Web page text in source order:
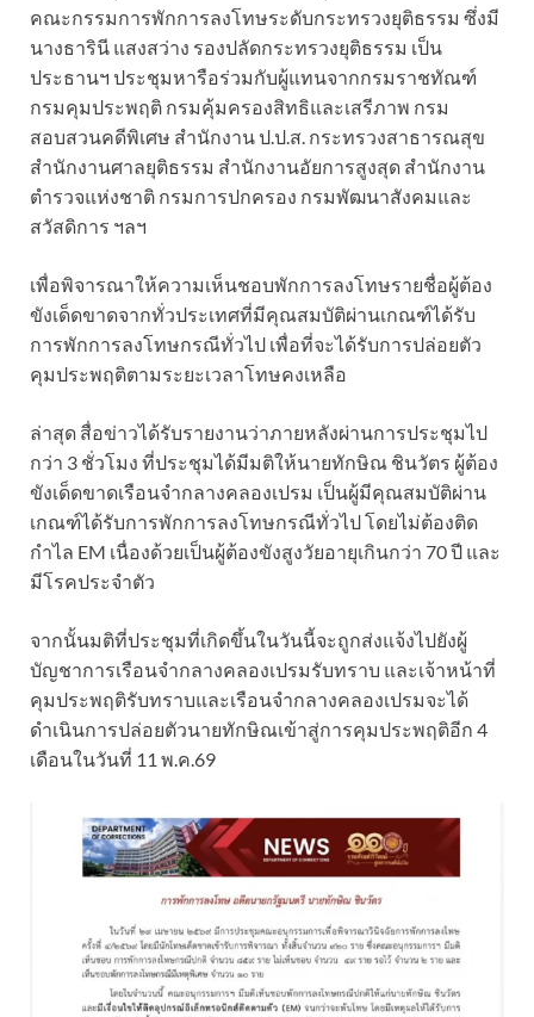
คณะกรรมการพักการลงโทษระดับกระทรวงยุติธรรม ซึ่งมี
นางธารินี แสงสว่าง รองปลัดกระทรวงยุติธรรม เป็น
ประธานฯ ประชุมหารือร่วมกับผู้แทนจากกรมราชทัณฑ์
กรมคุมประพฤติ กรมคุ้มครองสิทธิและเสรีภาพ กรม
สอบสวนคดีพิเศษ สำนักงาน ป.ป.ส. กระทรวงสาธารณสุข
สำนักงานศาลยุติธรรม สำนักงานอัยการสูงสุด สำนักงาน
ตำรวจแห่งชาติ กรมการปกครอง กรมพัฒนาสังคมและ
สวัสดิการ ฯลฯ
เพื่อพิจารณาให้ความเห็นชอบพักการลงโทษรายชื่อผู้ต้อง
ขังเด็ดขาดจากทั่วประเทศที่มีคุณสมบัติผ่านเกณฑ์ได้รับ
การพักการลงโทษกรณีทั่วไป เพื่อที่จะได้รับการปล่อยตัว
คุมประพฤติตามระยะเวลาโทษคงเหลือ
ล่าสุด สื่อข่าวได้รับรายงานว่าภายหลังผ่านการประชุมไป
กว่า 3 ชั่วโมง ที่ประชุมได้มีมติให้นายทักษิณ ชินวัตร ผู้ต้อง
ขังเด็ดขาดเรือนจำกลางคลองเปรม เป็นผู้มีคุณสมบัติผ่าน
เกณฑ์ได้รับการพักการลงโทษกรณีทั่วไป โดยไม่ต้องติด
กำไล EM เนื่องด้วยเป็นผู้ต้องขังสูงวัยอายุเกินกว่า 70 ปี และ
มีโรคประจำตัว
จากนั้นมติที่ประชุมที่เกิดขึ้นในวันนี้จะถูกส่งแจ้งไปยังผู้
บัญชาการเรือนจำกลางคลองเปรมรับทราบ และเจ้าหน้าที่
คุมประพฤติรับทราบและเรือนจำกลางคลองเปรมจะได้
ดำเนินการปล่อยตัวนายทักษิณเข้าสู่การคุมประพฤติอีก 4
เดือนในวันที่ 11 พ.ค.69